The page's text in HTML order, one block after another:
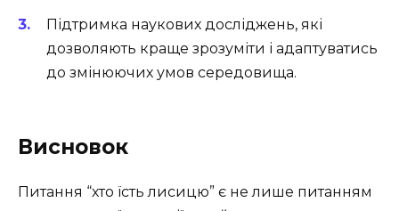
Підтримка наукових досліджень, які
дозволяють краще зрозуміти і адаптуватись
до змінюючих умов середовища.
Висновок
Питання “хто їсть лисицю” є не лише питанням